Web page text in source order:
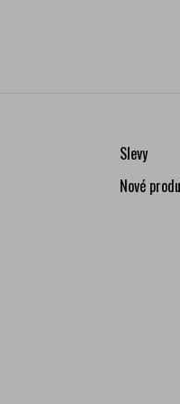
Slevy
Nové